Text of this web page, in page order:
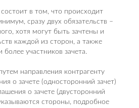
в том, что происходит
сразу двух обязательств –
хотя могут быть зачтены и
каждой из сторон, а также
более участников зачета.
направления контрагенту
о зачете (односторонний зачет)
о зачете (двусторонний
стороны, подробное